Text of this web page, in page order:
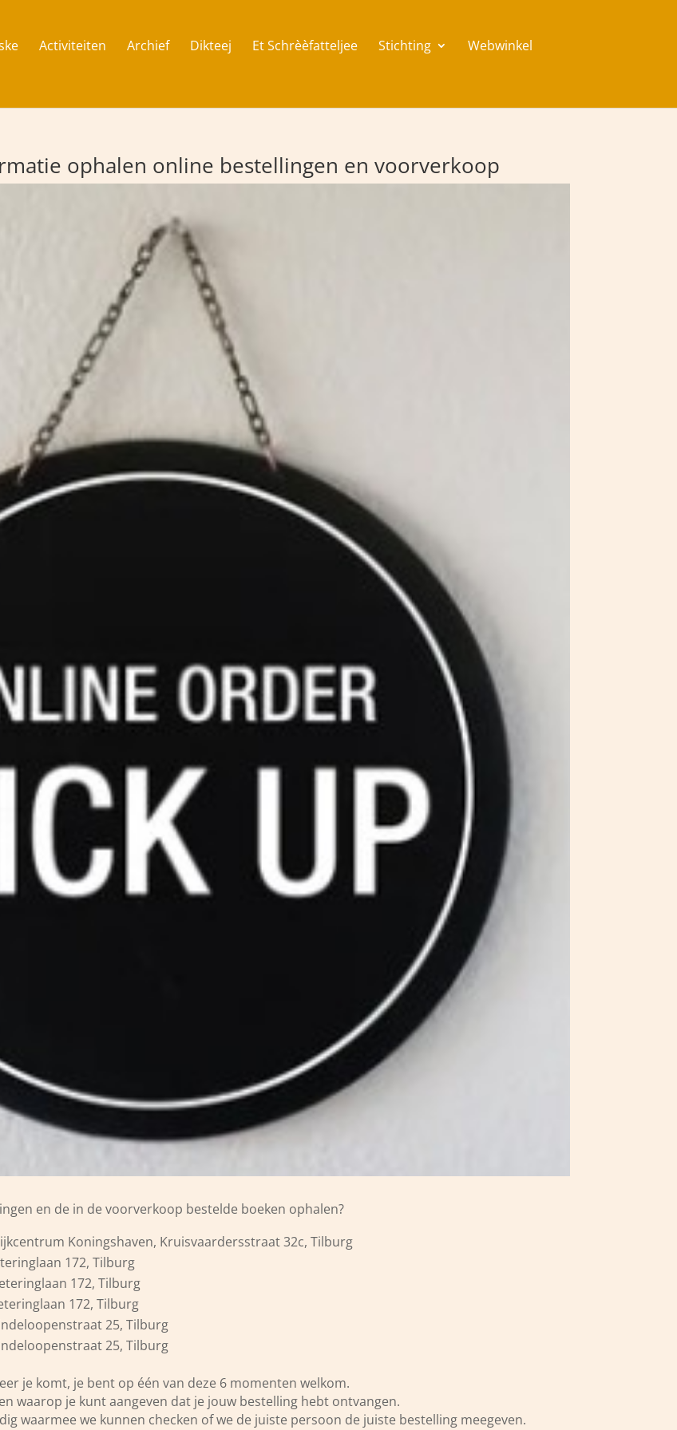
Activiteiten Archief Dikteej Et Schrèèfatteljee Stichting Webwinkel
ophalen online bestellingen en voorverkoop
en de in de voorverkoop bestelde boeken ophalen?
Koningshaven, Kruisvaardersstraat 32c, Tilburg
172, Tilburg
172, Tilburg
172, Tilburg
25, Tilburg
25, Tilburg
je komt, je bent op één van deze 6 momenten welkom.
waarop je kunt aangeven dat je jouw bestelling hebt ontvangen.
waarmee we kunnen checken of we de juiste persoon de juiste bestelling meegeven.